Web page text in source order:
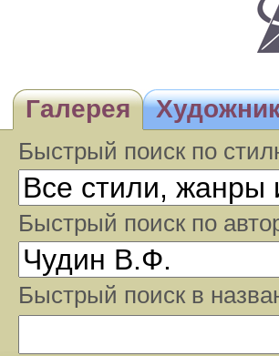
Галерея
Быстрый поиск по
Быстрый поиcк по
Быстрый поиcк в